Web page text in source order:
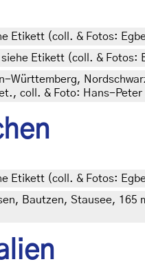
Etikett (coll. & Fotos:
Etikett (coll. & Fotos:
Württemberg,
coll. & Foto: Hans-Peter
Etikett (coll. & Fotos:
Bautzen, Stausee,